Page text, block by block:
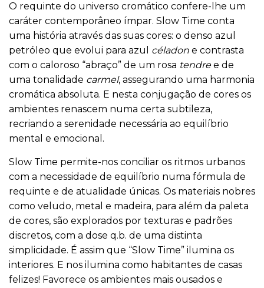
O requinte do universo cromático confere-lhe um
caráter contemporâneo ímpar. Slow Time conta
uma história através das suas cores: o denso azul
petróleo que evolui para azul céladon e contrasta
com o caloroso “abraço” de um rosa tendree de
uma tonalidade carmel, assegurando uma harmonia
cromática absoluta. E nesta conjugação de cores os
ambientes renascem numa certa subtileza,
recriando a serenidade necessária ao equilíbrio
mental e emocional.
Slow Time permite-nos conciliar os ritmos urbanos
com a necessidade de equilíbrio numa fórmula de
requinte e de atualidade únicas. Os materiais nobres
como veludo, metal e madeira, para além da paleta
de cores, são explorados por texturas e padrões
discretos, com a dose q.b. de uma distinta
simplicidade. É assim que “Slow Time” ilumina os
interiores. E nos ilumina como habitantes de casas
felizes! Favorece os ambientes mais ousados e